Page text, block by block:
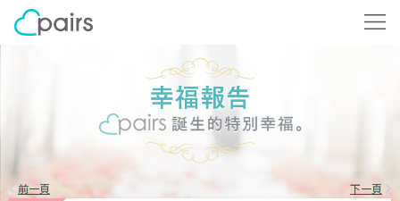
前一頁 下一頁